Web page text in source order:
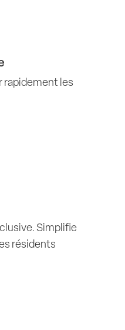
rapidement les
Simplifie
résidents